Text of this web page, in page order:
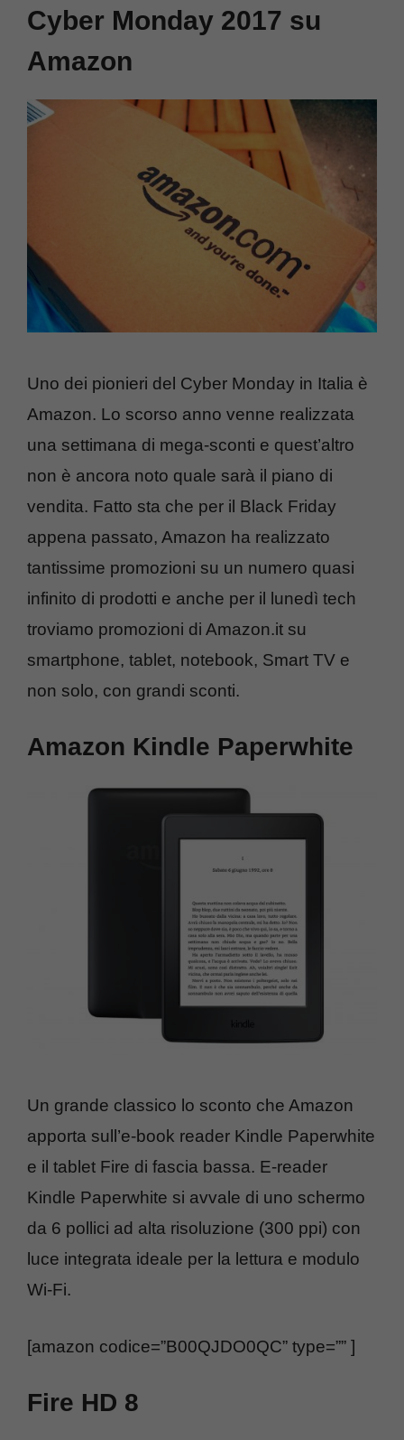
Cyber Monday 2017 su
Amazon
Uno dei pionieri del Cyber Monday in Italia è
Amazon. Lo scorso anno venne realizzata
una settimana di mega-sconti e quest’altro
non è ancora noto quale sarà il piano di
vendita. Fatto sta che per il Black Friday
appena passato, Amazon ha realizzato
tantissime promozioni su un numero quasi
infinito di prodotti e anche per il lunedì tech
troviamo promozioni di Amazon.it su
smartphone, tablet, notebook, Smart TV e
non solo, con grandi sconti.
Amazon Kindle Paperwhite
Un grande classico lo sconto che Amazon
apporta sull’e-book reader Kindle Paperwhite
e il tablet Fire di fascia bassa. E-reader
Kindle Paperwhite si avvale di uno schermo
da 6 pollici ad alta risoluzione (300 ppi) con
luce integrata ideale per la lettura e modulo
Wi-Fi.
[amazon codice=”B00QJDO0QC” type=”” ]
Fire HD 8